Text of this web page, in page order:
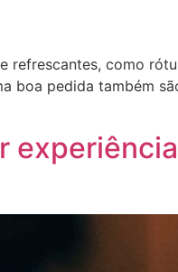
refrescantes, como
boa pedida também